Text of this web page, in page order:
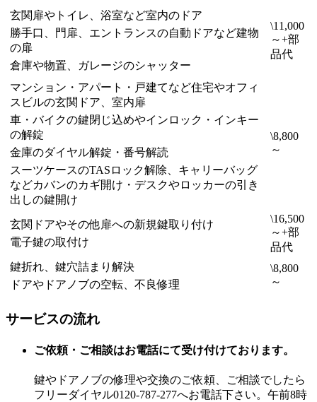
玄関扉やトイレ、浴室など室内のドア
勝手口、門扉、エントランスの自動ドアなど建物
の扉
倉庫や物置、ガレージのシャッター
\11,000
～+部
品代
マンション・アパート・戸建てなど住宅やオフィ
スビルの玄関ドア、室内扉
車・バイクの鍵閉じ込めやインロック・インキー
の解錠
金庫のダイヤル解錠・番号解読
スーツケースのTASロック解除、キャリーバッグ
などカバンのカギ開け・デスクやロッカーの引き
出しの鍵開け
\8,800
～
玄関ドアやその他扉への新規鍵取り付け
電子鍵の取付け
\16,500
～+部
品代
鍵折れ、鍵穴詰まり解決
ドアやドアノブの空転、不良修理
\8,800
～
サービスの流れ
ご依頼・ご相談はお電話にて受け付けております。
鍵やドアノブの修理や交換のご依頼、ご相談でしたら
フリーダイヤル0120-787-277へお電話下さい。午前8時